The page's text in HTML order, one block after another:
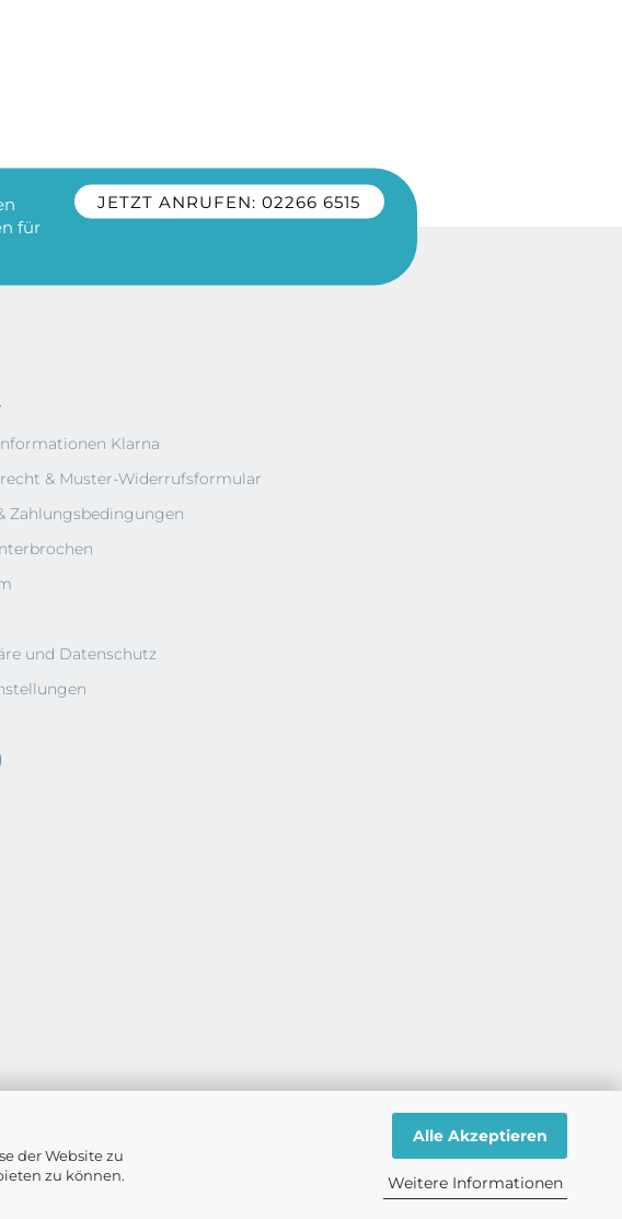
der Website zu
zu können.
Alle Akzeptieren
Weitere Informationen
für
JETZT ANRUFEN: 02266 6515
Klarna
& Muster-Widerrufsformular
Zahlungsbedingungen
und Datenschutz
2026